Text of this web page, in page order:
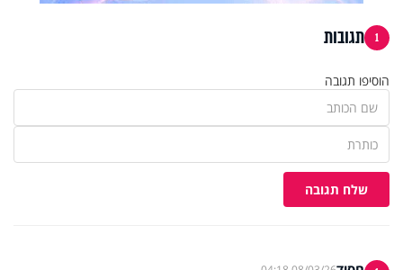
1 תגובות
הוסיפו תגובה
שלח תגובה